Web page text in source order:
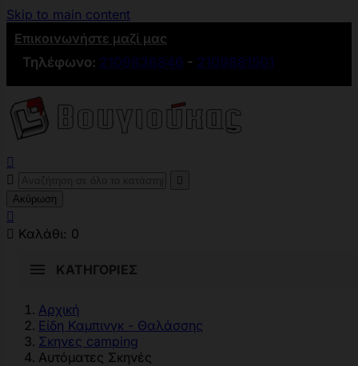
Skip to main content
Επικοινωνήστε μαζί μας
Τηλέφωνο: 2109836846 - 2109881501



Ακύρωση

 Καλάθι: 0
ΚΑΤΗΓΟΡΊΕΣ
Αρχική
Είδη Καμπινγκ - Θαλάσσης
Σκηνες camping
Αυτόματες Σκηνές